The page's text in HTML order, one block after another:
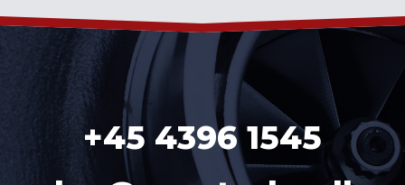
+45 4396 1545